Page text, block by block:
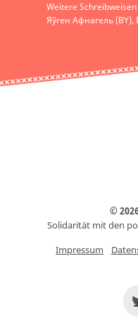
Weitere
Яўген Афнагель
©
Solidarität mit den
Impressum